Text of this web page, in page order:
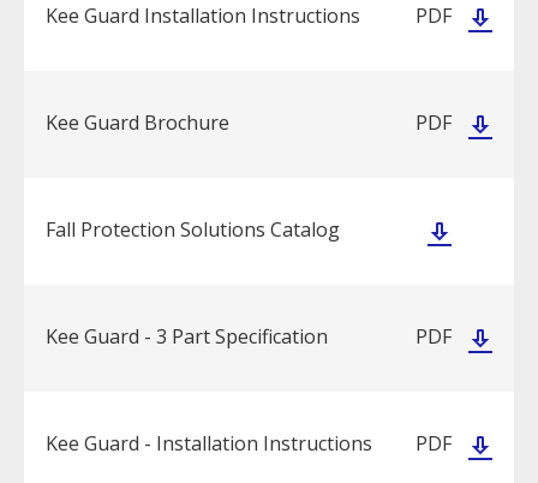
Kee Guard Installation Instructions PDF
Kee Guard Brochure PDF
Fall Protection Solutions Catalog
Kee Guard - 3 Part Specification PDF
Kee Guard - Installation Instructions PDF